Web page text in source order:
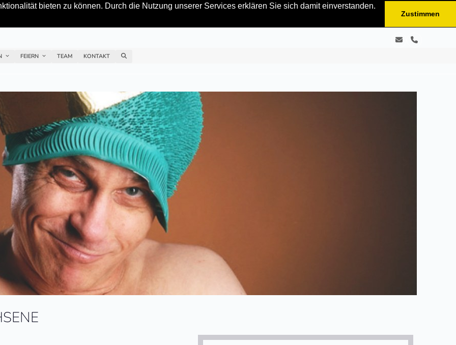
bieten zu können. Durch die Nutzung unserer Services erklären Sie sich damit einverstanden.
Zustimmen
E- Telefon
FEIERN TEAM KONTAKT